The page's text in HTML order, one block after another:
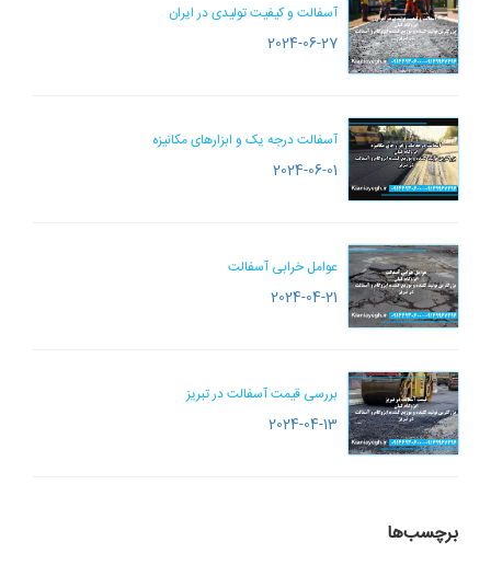
آسفالت و کیفیت تولیدی در ایران
2024-06-27
آسفالت درجه یک و ابزارهای مکانیزه
2024-06-01
عوامل خرابی آسفالت
2024-04-21
بررسی قیمت آسفالت در تبریز
2024-04-13
برچسب‌ها